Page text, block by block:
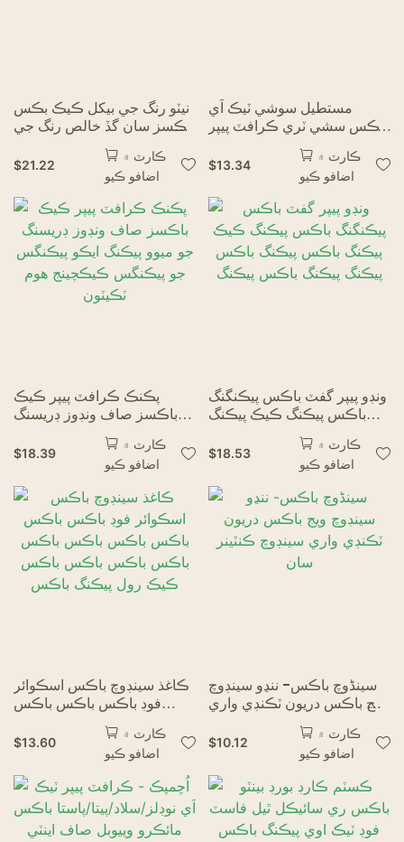
نيٽو رنگ جي بیکل ڪيڪ بڪس
باڪسز سان گڏ خالص رنگ جي
بیکل باڪسس پيپرڪ باڪس
$21.22
ڪارٽ ۾
اضافو ڪيو
مستطيل سوشي ٽيڪ اَي
باڪس سشي ٽري ڪرافٽ پيپر
ميل اسٽوريج ڪنٽينر
$13.34
ڪارٽ ۾
اضافو ڪيو
پڪنڪ ڪرافٽ پيپر ڪيڪ
باڪسز صاف ونڊوز ڊريسنگ
جو ميوو پيڪنگ ايڪو پيڪنگس
جو پيڪنگس ڪيڪچينج هوم
$18.39
ڪارٽ ۾
اضافو ڪيو
ونڊو پيپر گفٽ باڪس پيڪنگنگ
باڪس پيڪنگ ڪيڪ پيڪنگ
باڪس پيڪنگ باڪس پيڪنگ
پيڪنگ باڪس پيڪنگ
$18.53
ڪارٽ ۾
اضافو ڪيو
ڪاغذ سينڊوچ باڪس اسڪوائر
فوڊ باڪس باڪس باڪس
باڪس باڪس باڪس باڪس
باڪس باڪس باڪس ڪيڪ
رول پيڪنگ باڪس
$13.60
ڪارٽ ۾
اضافو ڪيو
سینڈوچ باڪس- ننڍو سينڊوچ
ويج باڪس دريون ٽڪنڊي واري
سينڊوچ ڪنٽينر سان
$10.12
ڪارٽ ۾
اضافو ڪيو